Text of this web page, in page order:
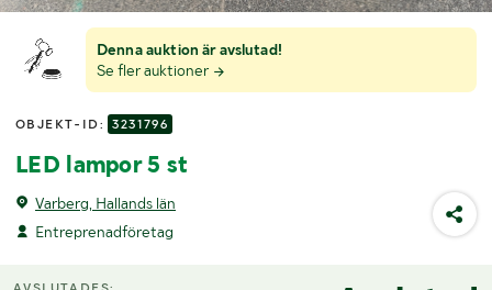
Denna auktion är avslutad!
Se fler auktioner
OBJEKT-ID: 3231796
LED lampor 5 st
Varberg, Hallands län
Entreprenadföretag